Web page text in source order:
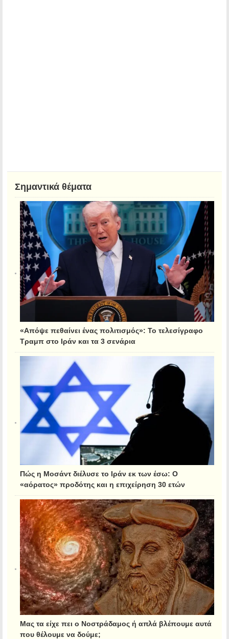
Σημαντικά θέματα
«Απόψε πεθαίνει ένας πολιτισμός»: Το τελεσίγραφο
Τραμπ στο Ιράν και τα 3 σενάρια
Πώς η Μοσάντ διέλυσε το Ιράν εκ των έσω: Ο
«αόρατος» προδότης και η επιχείρηση 30 ετών
Μας τα είχε πει ο Νοστράδαμος ή απλά βλέπουμε αυτά
που θέλουμε να δούμε;